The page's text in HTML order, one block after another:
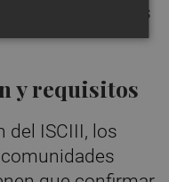
reunidos
y requisitos
del ISCIII, los